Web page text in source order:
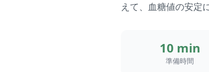
えて、血糖値の安定
10 min
準備時間